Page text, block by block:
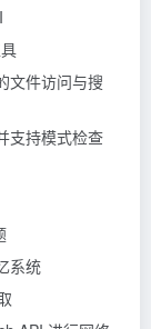
文件访问与搜
支持模式检查
系统